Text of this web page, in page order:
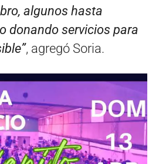
algunos hasta
donando servicios para
, agregó Soria.